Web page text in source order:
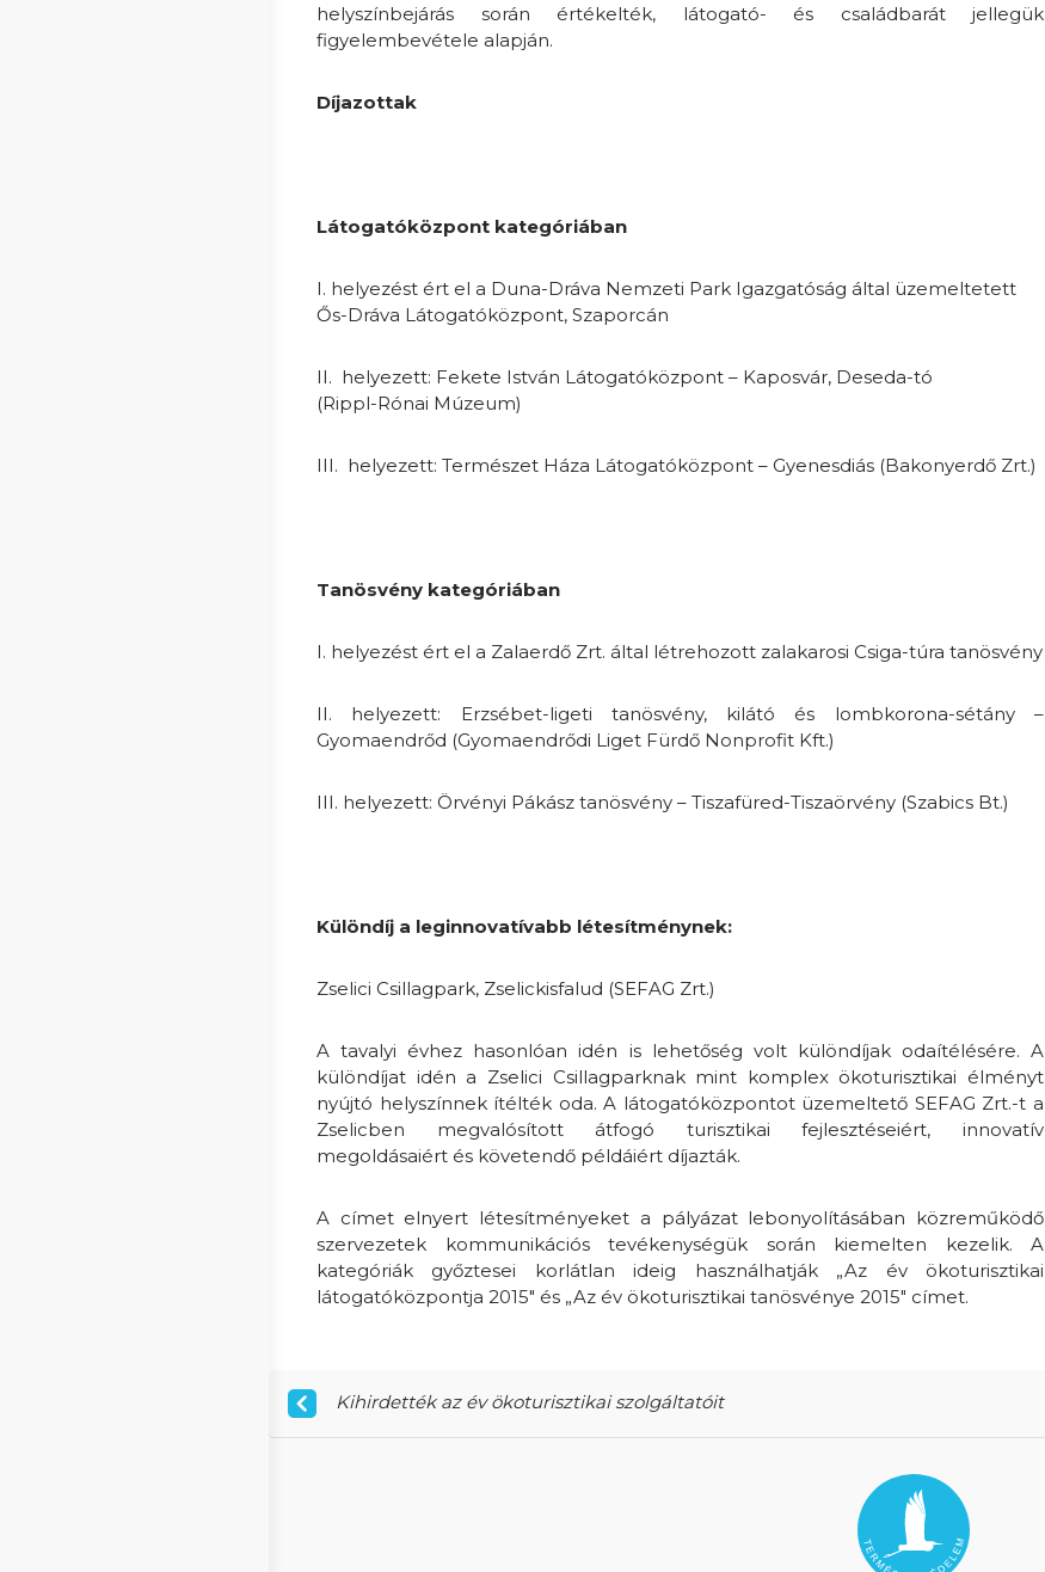
helyszínbejárás során értékelték, látogató- és családbarát jellegük
figyelembevétele alapján.
Díjazottak
Látogatóközpont kategóriában
I. helyezést ért el a Duna-Dráva Nemzeti Park Igazgatóság által üzemeltetett
Ős-Dráva Látogatóközpont, Szaporcán
II. helyezett: Fekete István Látogatóközpont – Kaposvár, Deseda-tó
(Rippl-Rónai Múzeum)
III. helyezett: Természet Háza Látogatóközpont – Gyenesdiás (Bakonyerdő Zrt.)
Tanösvény kategóriában
I. helyezést ért el a Zalaerdő Zrt. által létrehozott zalakarosi Csiga-túra tanösvény
II. helyezett: Erzsébet-ligeti tanösvény, kilátó és lombkorona-sétány –
Gyomaendrőd (Gyomaendrődi Liget Fürdő Nonprofit Kft.)
III. helyezett: Örvényi Pákász tanösvény – Tiszafüred-Tiszaörvény (Szabics Bt.)
Különdíj a leginnovatívabb létesítménynek:
Zselici Csillagpark, Zselickisfalud (SEFAG Zrt.)
A tavalyi évhez hasonlóan idén is lehetőség volt különdíjak odaítélésére. A
különdíjat idén a Zselici Csillagparknak mint komplex ökoturisztikai élményt
nyújtó helyszínnek ítélték oda. A látogatóközpontot üzemeltető SEFAG Zrt.-t a
Zselicben megvalósított átfogó turisztikai fejlesztéseiért, innovatív
megoldásaiért és követendő példáiért díjazták.
A címet elnyert létesítményeket a pályázat lebonyolításában közreműködő
szervezetek kommunikációs tevékenységük során kiemelten kezelik. A
kategóriák győztesei korlátlan ideig használhatják „Az év ökoturisztikai
látogatóközpontja 2015″ és „Az év ökoturisztikai tanösvénye 2015″ címet.
Kihirdették az év ökoturisztikai szolgáltatóit